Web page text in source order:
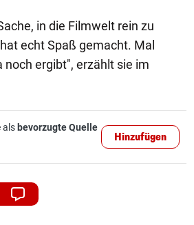
in die Filmwelt rein zu
echt Spaß gemacht. Mal
noch ergibt", erzählt sie im
als bevorzugte Quelle
Hinzufügen